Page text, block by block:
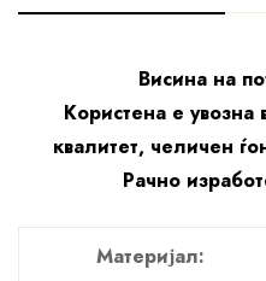
Висина на
Користена е
квалитет, челичен
Рачно
Материјал: